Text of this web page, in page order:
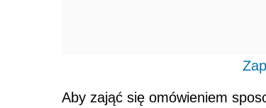
Aby zająć się omówieniem